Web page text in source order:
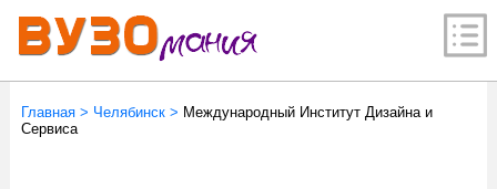
Главная> Челябинск> Международный Институт Дизайна и
Сервиса